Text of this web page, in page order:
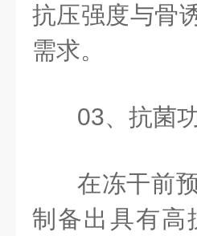
抗压强度与骨
需求。
03、抗菌
在冻干前
制备出具有高